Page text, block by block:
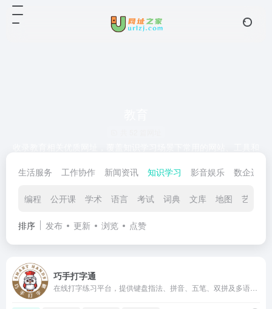
快找到实用可靠的教育入口。
生活服务 工作协作 新闻资讯 知识学习 影音娱乐 数企运营
编程 公开课 学术 语言 考试 词典 文库 地图 艺术文
排序 发布 更新 浏览 点赞
巧手打字通